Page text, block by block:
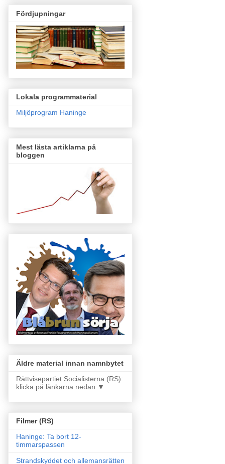
Fördjupningar
Lokala programmaterial
Miljöprogram Haninge
Mest lästa artiklarna på
bloggen
Äldre material innan namnbytet
Rättvisepartiet Socialisterna (RS):
klicka på länkarna nedan ▼
Filmer (RS)
Haninge: Ta bort 12-
timmarspassen
Strandskyddet och allemansrätten